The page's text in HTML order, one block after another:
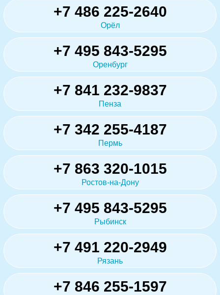
+7 486 225-2640
Орёл
+7 495 843-5295
Оренбург
+7 841 232-9837
Пенза
+7 342 255-4187
Пермь
+7 863 320-1015
Ростов-на-Дону
+7 495 843-5295
Рыбинск
+7 491 220-2949
Рязань
+7 846 255-1597